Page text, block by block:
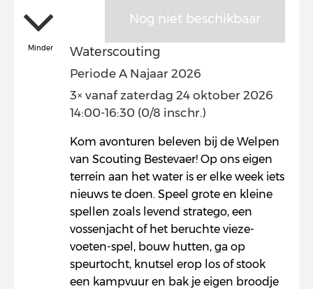
Nog niet beschikbaar
Minder Waterscouting
Periode A Najaar 2026
3× vanaf zaterdag 24 oktober 2026
14:00-16:30 (0/8 inschr.)
Kom avonturen beleven bij de Welpen
van Scouting Bestevaer! Op ons eigen
terrein aan het water is er elke week iets
nieuws te doen. Speel grote en kleine
spellen zoals levend stratego, een
vossenjacht of het beruchte vieze-
voeten-spel, bouw hutten, ga op
speurtocht, knutsel erop los of stook
een kampvuur en bak je eigen broodje